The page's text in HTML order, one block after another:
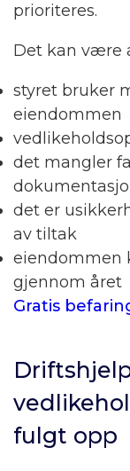
prioriteres.
Det kan være
styret bruker
eiendommen
det mangler
det er
av tiltak
eiendommen
gjennom året
Gratis
fulgt opp